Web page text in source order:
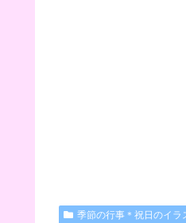
季節の行事＊祝日のイラ